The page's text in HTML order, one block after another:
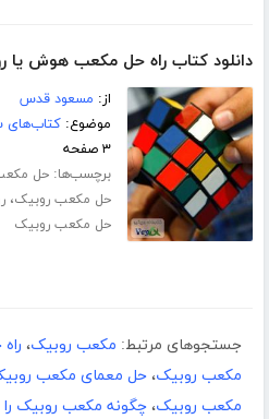
دانلود کتاب راه حل مکعب هوش یا
از: مسعود قدس
موضوع:کتاب‌های
۳ صفحه
برچسب‌ها:حل
حل مکعب روبیک،
حل مکعب روبیک
جستجوهای مرتبط: مکعب روبیک،
مکعب روبیک، حل معمای مکعب
مکعب روبیک، چگونه مکعب روبیک